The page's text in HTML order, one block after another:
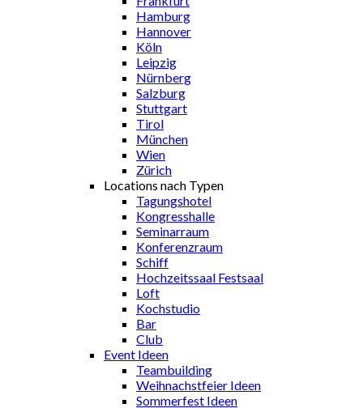
Hamburg
Hannover
Köln
Leipzig
Nürnberg
Salzburg
Stuttgart
Tirol
München
Wien
Zürich
Locations nach Typen
Tagungshotel
Kongresshalle
Seminarraum
Konferenzraum
Schiff
Hochzeitssaal Festsaal
Loft
Kochstudio
Bar
Club
Event Ideen
Teambuilding
Weihnachstfeier Ideen
Sommerfest Ideen